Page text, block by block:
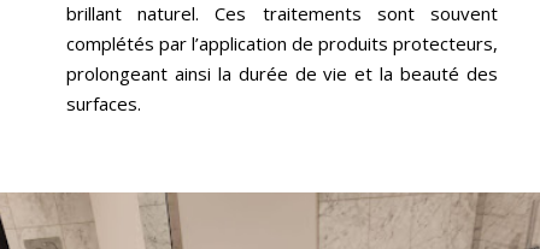
brillant naturel. Ces traitements sont souvent
complétés par l’application de produits protecteurs,
prolongeant ainsi la durée de vie et la beauté des
surfaces.